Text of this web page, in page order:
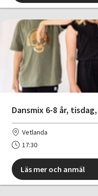
Dansmix 6-8 år,
Vetlanda
17:30
Läs mer och anmäl